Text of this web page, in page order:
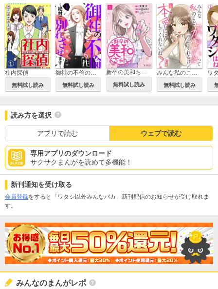
社内探偵
無料試し読み
御社の不倫の件～絶対に別れさせます～
無料試し読み
新卒の美和ちゃん～社内探偵外伝～
無料試し読み
みんな私のこと「かわいい」って言ってくれるけど本命にはしてくれないね？
無料試し読み
読み方を選択
アプリで読む ウェブで読む
専用アプリのダウンロード
サクサクまんがを読めて多機能！
新刊通知を受け取る
会員登録をすると「ワタシ以外みんなバカ」新刊配信のお知らせが受け取れま
す。
みんなのまんがレポ